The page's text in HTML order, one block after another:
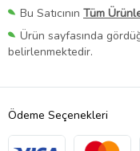
Bu Satıcının Tüm
Ürün sayfasında
belirlenmektedir.
Ödeme Seçenekleri